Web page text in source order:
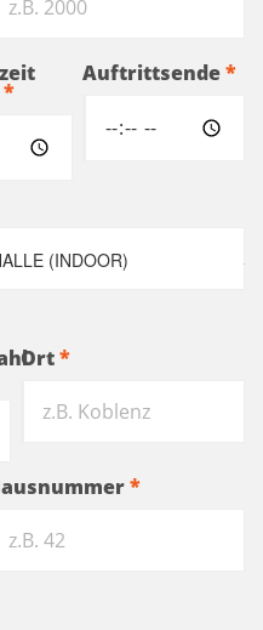
Auftrittsende*
*
(INDOOR)
Ort*
*